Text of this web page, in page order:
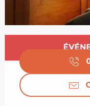
Ouverture et